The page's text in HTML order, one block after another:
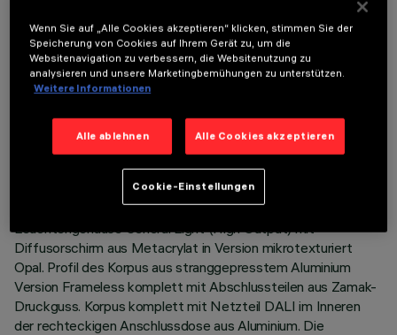
TECHNISCHE DATEN
BESCHREIBUNG
Wandleuchte für Innenbereiche mit indirekter Beleuchtung
H=1131. Modul mit einfarbigen LED Warm White CRI90.
Leuchtengehäuse General Light (High Output) mit
Diffusorschirm aus Metacrylat in Version mikrotexturiert
Opal. Profil des Korpus aus stranggepresstem Aluminium
Version Frameless komplett mit Abschlussteilen aus Zamak-
Druckguss. Korpus komplett mit Netzteil DALI im Inneren
der rechteckigen Anschlussdose aus Aluminium. Die
Wenn Sie auf „Alle Cookies akzeptieren“ klicken, stimmen Sie der
Speicherung von Cookies auf Ihrem Gerät zu, um die
Websitenavigation zu verbessern, die Websitenutzung zu
analysieren und unsere Marketingbemühungen zu unterstützen.
Weitere Informationen
Alle ablehnen Alle Cookies akzeptieren
Cookie-Einstellungen